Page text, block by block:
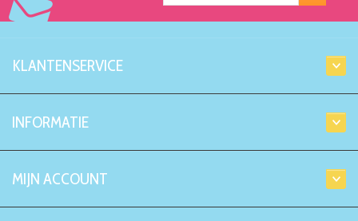
KLANTENSERVICE
INFORMATIE
MIJN ACCOUNT